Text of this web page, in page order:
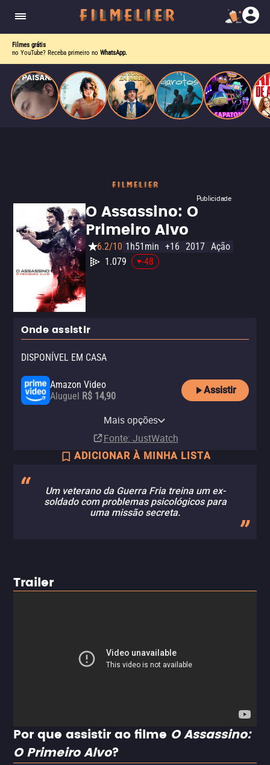
Filmes grátis
no YouTube? Receba primeiro no WhatsApp.
Publicidade
O Assassino: O
Primeiro Alvo
6.2/10 1h51min +16 2017 Ação
1.079
-48
Onde assistir
DISPONÍVEL EM CASA
Amazon Video
Aluguel R$ 14,90
Assistir
R$ 14,90
R$ 6,90Mais opções
Fonte: JustWatch
ADICIONAR À MINHA LISTA
Um veterano da Guerra Fria treina um ex-
soldado com problemas psicológicos para
uma missão secreta.
Trailer
Por que assistir ao filme O Assassino:
O Primeiro Alvo?
quando se apaixona por um de seus alvos.